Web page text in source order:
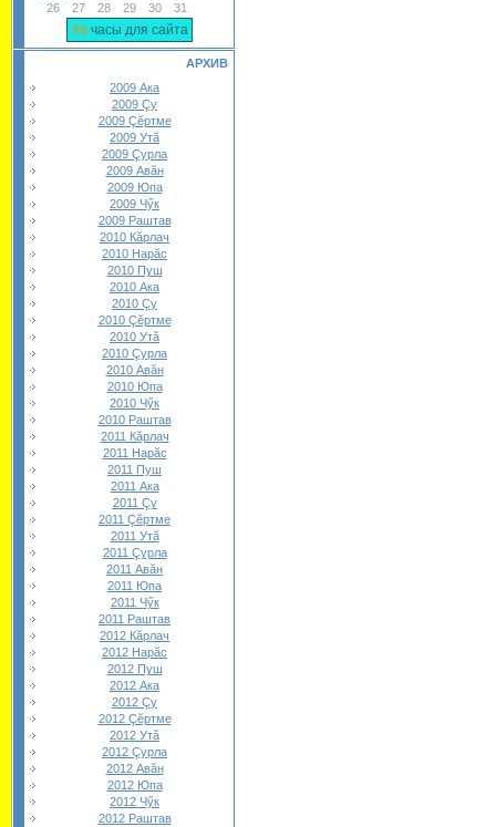
26
27 28 29 30 31
часы для сайта
АРХИВ
2009 Ака
2009 Çу
2009 Çĕртме
2009 Утă
2009 Çурла
2009 Авăн
2009 Юпа
2009 Чӳк
2009 Раштав
2010 Кăрлач
2010 Нарăс
2010 Пуш
2010 Ака
2010 Çу
2010 Çĕртме
2010 Утă
2010 Çурла
2010 Авăн
2010 Юпа
2010 Чӳк
2010 Раштав
2011 Кăрлач
2011 Нарăс
2011 Пуш
2011 Ака
2011 Çу
2011 Çĕртме
2011 Утă
2011 Çурла
2011 Авăн
2011 Юпа
2011 Чӳк
2011 Раштав
2012 Кăрлач
2012 Нарăс
2012 Пуш
2012 Ака
2012 Çу
2012 Çĕртме
2012 Утă
2012 Çурла
2012 Авăн
2012 Юпа
2012 Чӳк
2012 Раштав